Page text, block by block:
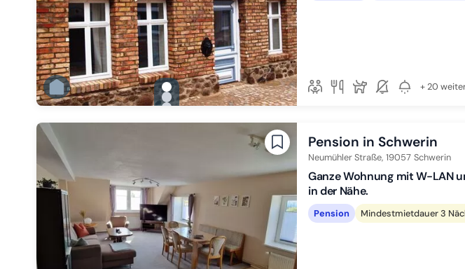
gallery.slide_selector
Zu Slide 1 wechseln
Zu Slide 2 wechseln
Zu Slide 5 wechseln
Zu Slide 6 wechseln
+ 20
Pension in Schwerin
Neumühler Straße, 19057 Schwerin
Ganze Wohnung mit W-LAN
in der Nähe.
Pension Mindestmietdauer 3